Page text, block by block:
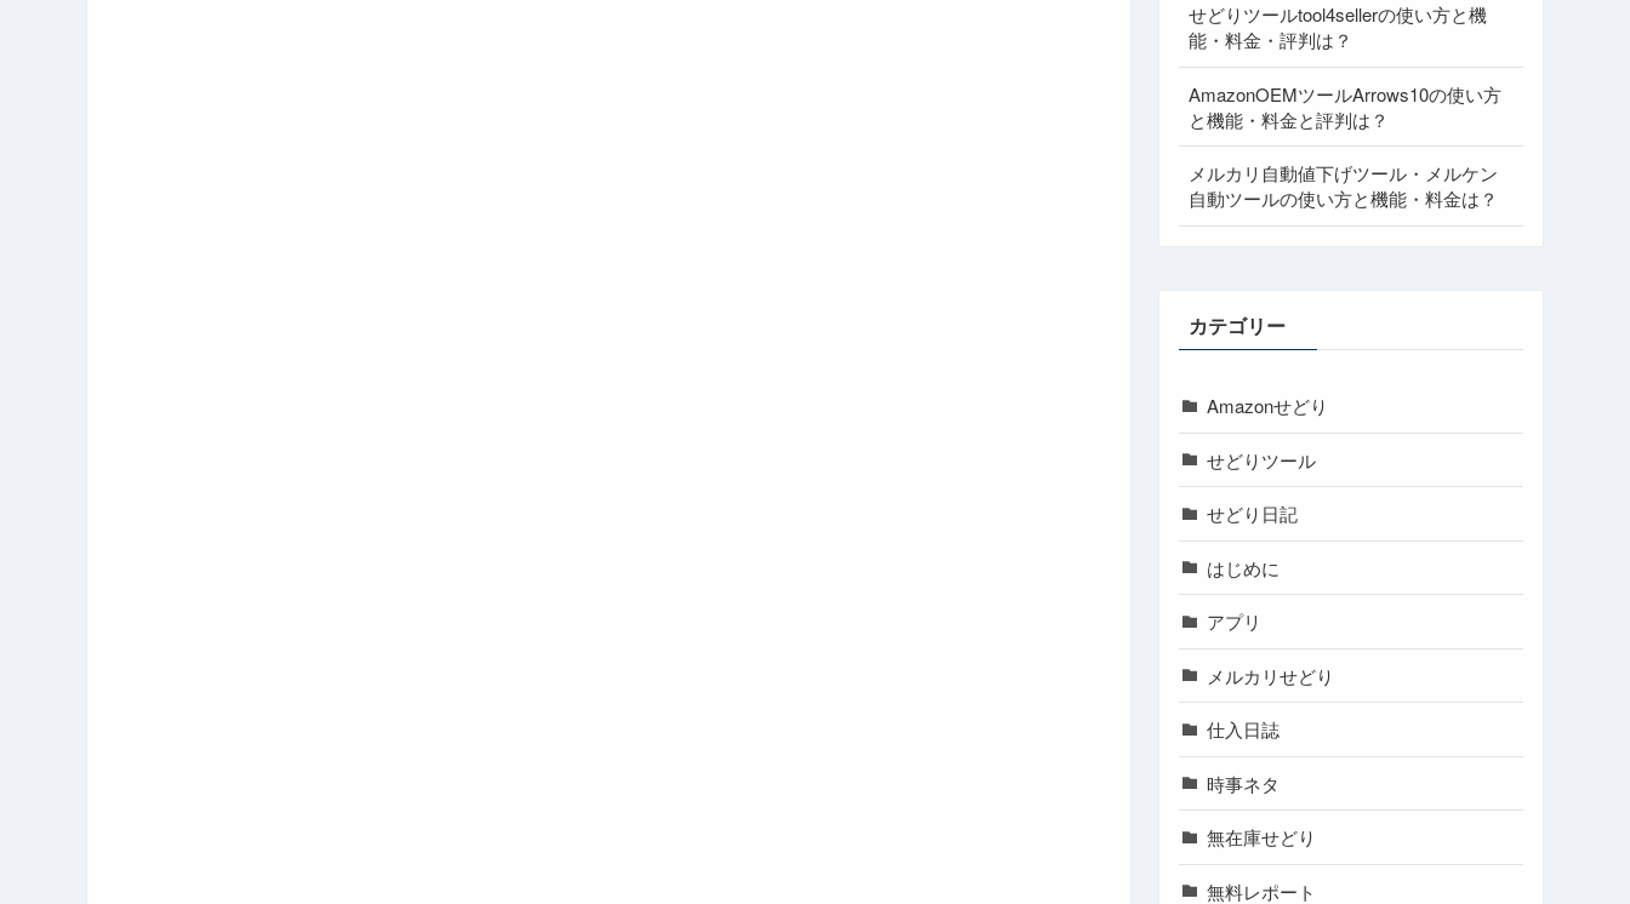
せどりツールtool4sellerの使い方と機
能・料金・評判は？
AmazonOEMツールArrows10の使い方
と機能・料金と評判は？
メルカリ自動値下げツール・メルケン
自動ツールの使い方と機能・料金は？
カテゴリー
Amazonせどり
せどりツール
せどり日記
はじめに
アプリ
メルカリせどり
仕入日誌
時事ネタ
無在庫せどり
無料レポート